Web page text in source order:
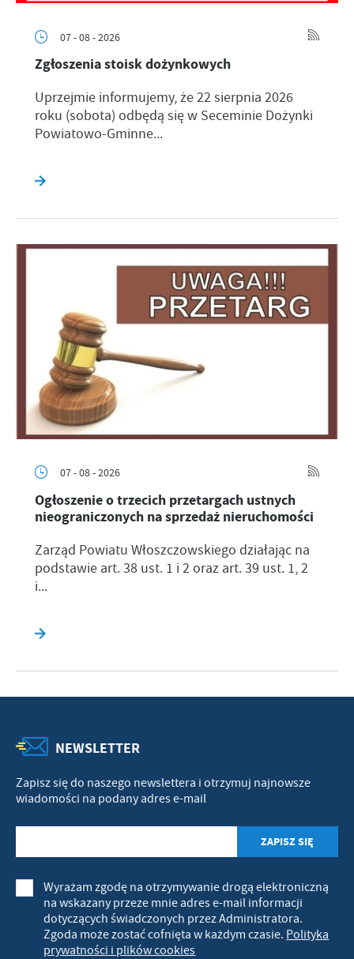
07 - 08 - 2026
Zgłoszenia stoisk dożynkowych
Uprzejmie informujemy, że 22 sierpnia 2026
roku (sobota) odbędą się w Seceminie Dożynki
Powiatowo-Gminne...
07 - 08 - 2026
Ogłoszenie o trzecich przetargach ustnych
nieograniczonych na sprzedaż nieruchomości
Zarząd Powiatu Włoszczowskiego działając na
podstawie art. 38 ust. 1 i 2 oraz art. 39 ust. 1, 2
i...
NEWSLETTER
Zapisz się do naszego newslettera i otrzymuj najnowsze
wiadomości na podany adres e-mail
Wyrażam zgodę na otrzymywanie drogą elektroniczną
na wskazany przeze mnie adres e-mail informacji
dotyczących świadczonych przez Administratora.
Zgoda może zostać cofnięta w każdym czasie. Polityka
prywatności i plików cookies